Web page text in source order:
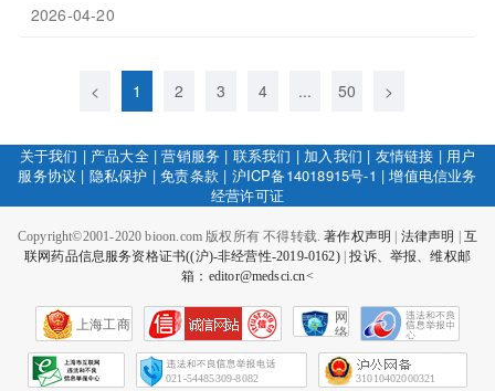
2026-04-20
< 1 2 3 4 ... 50 >
关于我们 | 产品大全|营销服务 | 联系我们 | 加入我们 | 友情链接 | 用户
服务协议 | 隐私保护 |免责条款 | 沪ICP备14018915号-1 |增值电信业务
经营许可证
Copyright©2001-2020 bioon.com 版权所有 不得转载.著作权声明 法律声明
互
联网药品信息服务资格证书((沪)-非经营性-2019-0162)|投诉、举报、维权邮
箱：editor@medsci.cn<
上海工商
网
络
会
征
021-54485309-8082 31010402000321